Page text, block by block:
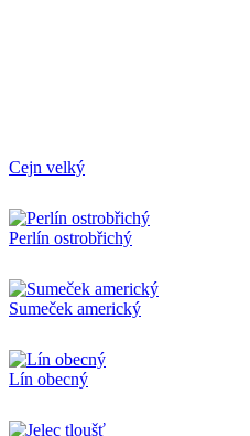
Cejn velký
Perlín ostrobřichý
Sumeček americký
Lín obecný